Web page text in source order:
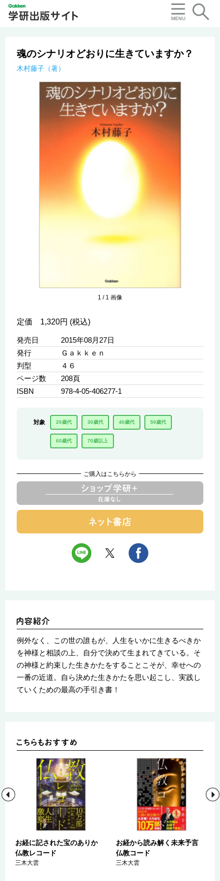
魂のシナリオどおりに生きていますか？
木村藤子（著）
1 / 1 画像
定価 1,320円 (税込)
発売日
2015年08月27日
発行
Ｇａｋｋｅｎ
判型
４６
ページ数
208頁
ISBN
978-4-05-406277-1
対象 20歳代 30歳代 40歳代 50歳代
60歳代 70歳以上
ご購入はこちらから
例外なく、この世の誰もが、人生をいかに生きるべきか
を神様と相談の上、自分で決めて生まれてきている。そ
の神様と約束した生きかたをすることこそが、幸せへの
一番の近道。自ら決めた生きかたを思い起こし、実践し
ていくための最高の手引き書！
お経に記された宝のありか
仏教レコード
三木大雲
お経から読み解く未来予言
仏教コード
三木大雲